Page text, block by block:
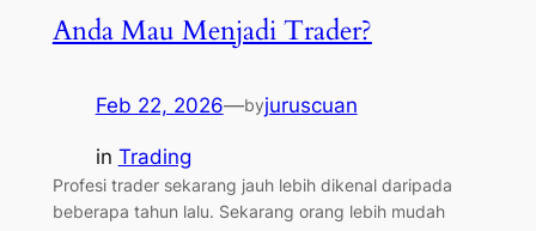
Anda Mau Menjadi Trader?
Feb 22, 2026—byjuruscuan
in Trading
Profesi trader sekarang jauh lebih dikenal daripada
beberapa tahun lalu. Sekarang orang lebih mudah